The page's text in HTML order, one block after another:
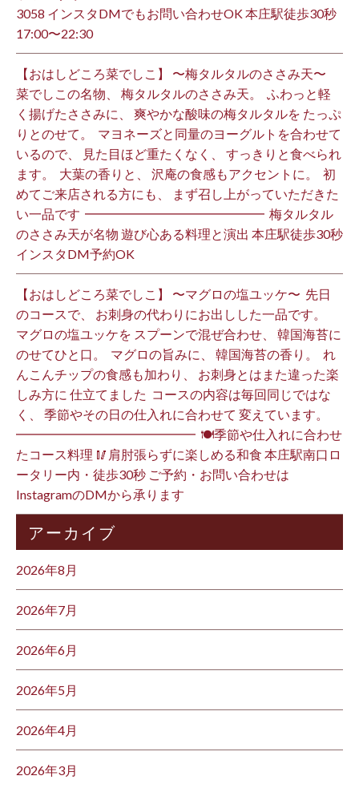
3058 インスタDMでもお問い合わせOK 本庄駅徒歩30秒
17:00〜22:30 ⁡
【おはしどころ菜でしこ】 〜梅タルタルのささみ天〜 ⁡
菜でしこの名物、 梅タルタルのささみ天。 ⁡ ふわっと軽
く揚げたささみに、 爽やかな酸味の梅タルタルを たっぷ
りとのせて。 ⁡ マヨネーズと同量のヨーグルトを合わせて
いるので、 見た目ほど重たくなく、 すっきりと食べられ
ます。 ⁡ 大葉の香りと、 沢庵の食感もアクセントに。 ⁡ 初
めてご来店される方にも、 まず召し上がっていただきた
い一品です️ ⁡ ━━━━━━━━━━━━━━ ⁡ 梅タルタル
のささみ天が名物 遊び心ある料理と演出 本庄駅徒歩30秒
インスタDM予約OK ⁡
【おはしどころ菜でしこ】 〜マグロの塩ユッケ〜 ⁡ 先日
のコースで、 お刺身の代わりにお出しした一品です。 ⁡
マグロの塩ユッケを スプーンで混ぜ合わせ、 韓国海苔に
のせてひと口。 ⁡ マグロの旨みに、 韓国海苔の香り。 ⁡ れ
んこんチップの食感も加わり、 お刺身とはまた違った楽
しみ方に 仕立てました️ ⁡ コースの内容は毎回同じではな
く、 季節やその日の仕入れに合わせて 変えています。 ⁡
━━━━━━━━━━━━━━ ⁡ 🍽季節や仕入れに合わせ
たコース料理 🥢肩肘張らずに楽しめる和食 本庄駅南口ロ
ータリー内・徒歩30秒 ご予約・お問い合わせは
InstagramのDMから承ります ⁡
アーカイブ
2026年8月
2026年7月
2026年6月
2026年5月
2026年4月
2026年3月